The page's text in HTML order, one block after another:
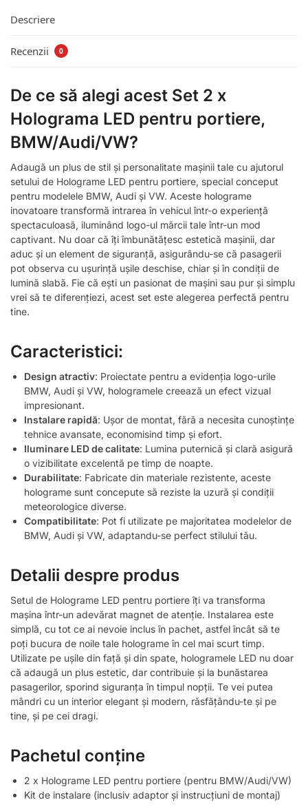
Descriere
Recenzii 0
De ce să alegi acest Set 2 x
Holograma LED pentru portiere,
BMW/Audi/VW?
Adaugă un plus de stil și personalitate mașinii tale cu ajutorul
setului de Holograme LED pentru portiere, special conceput
pentru modelele BMW, Audi și VW. Aceste holograme
inovatoare transformă intrarea în vehicul într-o experiență
spectaculoasă, iluminând logo-ul mărcii tale într-un mod
captivant. Nu doar că îți îmbunătățesc estetică mașinii, dar
aduc și un element de siguranță, asigurându-se că pasagerii
pot observa cu ușurință ușile deschise, chiar și în condiții de
lumină slabă. Fie că ești un pasionat de mașini sau pur și simplu
vrei să te diferențiezi, acest set este alegerea perfectă pentru
tine.
Caracteristici:
Design atractiv: Proiectate pentru a evidenția logo-urile
BMW, Audi și VW, hologramele creează un efect vizual
impresionant.
Instalare rapidă: Ușor de montat, fără a necesita cunoștințe
tehnice avansate, economisind timp și efort.
Iluminare LED de calitate: Lumina puternică și clară asigură
o vizibilitate excelentă pe timp de noapte.
Durabilitate: Fabricate din materiale rezistente, aceste
holograme sunt concepute să reziste la uzură și condiții
meteorologice diverse.
Compatibilitate: Pot fi utilizate pe majoritatea modelelor de
BMW, Audi și VW, adaptandu-se perfect stilului tău.
Detalii despre produs
Setul de Holograme LED pentru portiere îți va transforma
mașina într-un adevărat magnet de atenție. Instalarea este
simplă, cu tot ce ai nevoie inclus în pachet, astfel încât să te
poți bucura de noile tale holograme în cel mai scurt timp.
Utilizate pe ușile din față și din spate, hologramele LED nu doar
că adaugă un plus estetic, dar contribuie și la bunăstarea
pasagerilor, sporind siguranța în timpul nopții. Te vei putea
mândri cu un interior elegant și modern, răsfățându-te și pe
tine, și pe cei dragi.
Pachetul conține
2 x Holograme LED pentru portiere (pentru BMW/Audi/VW)
Kit de instalare (inclusiv adaptor și instrucțiuni de montaj)